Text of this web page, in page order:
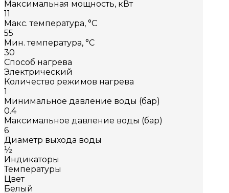
Максимальная мощность, кВт
11
Макс. температура, °С
55
Мин. температура, °С
30
Способ нагрева
Электрический
Количество режимов нагрева
1
Минимальное давление воды (бар)
0.4
Максимальное давление воды (бар)
6
Диаметр выхода воды
½
Индикаторы
Температуры
Цвет
Белый